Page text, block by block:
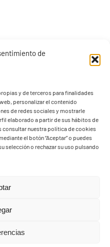
de
y de terceros para finalidades
personalizar el contenido
de redes sociales y mostrarle
elaborado a partir de sus hábitos de
consultar nuestra política de cookies
el botón “Aceptar” o puedes
selección o rechazar su uso pulsando